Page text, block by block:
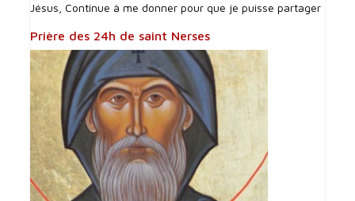
Jésus, Continue à me donner pour que je puisse partager
Prière des 24h de saint Nerses